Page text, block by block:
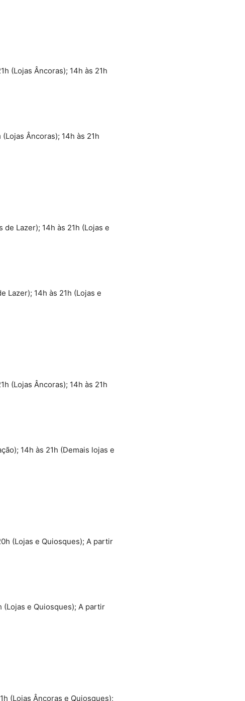
(Lojas Âncoras); 14h às 21h
Âncoras); 14h às 21h
Lazer); 14h às 21h (Lojas e
Lazer); 14h às 21h (Lojas e
(Lojas Âncoras); 14h às 21h
14h às 21h (Demais lojas e
(Lojas e Quiosques); A partir
(Lojas e Quiosques); A partir
(Lojas Âncoras e Quiosques);